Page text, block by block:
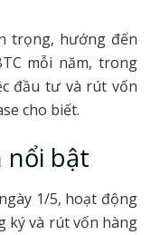
trọng, hướng đến
mỗi năm, trong
đầu tư và rút vốn
cho biết.
nổi bật
1/5, hoạt động
ký và rút vốn hàng